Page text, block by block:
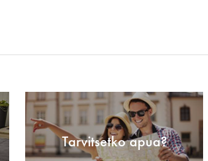
Tarvitsetko apua?